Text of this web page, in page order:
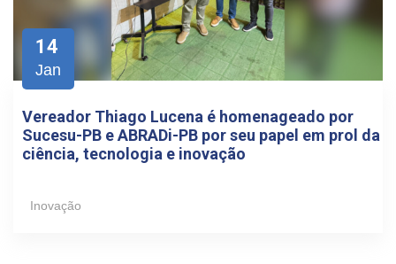
14
Jan
Vereador Thiago Lucena é homenageado por
Sucesu-PB e ABRADi-PB por seu papel em prol da
ciência, tecnologia e inovação
Inovação